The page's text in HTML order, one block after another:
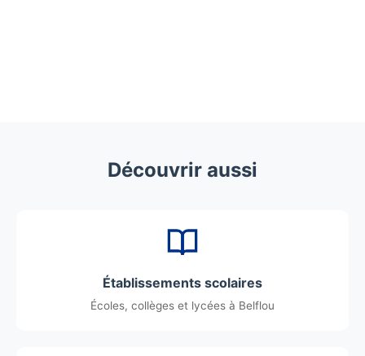
Découvrir aussi
Établissements scolaires
Écoles, collèges et lycées à Belflou